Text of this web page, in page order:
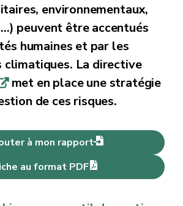
environnementaux,
peuvent être accentués
humaines et par les
climatiques. La directive
met en place une stratégie
de ces risques.
à mon rapport
au format PDF